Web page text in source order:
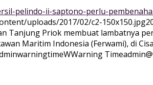
pelindo-ii-saptono-perlu-
uploads/2017/02/c2-150x150.jpg
Tanjung Priok membuat lambatnya
Maritim Indonesia (Ferwami), di
WWarning Time